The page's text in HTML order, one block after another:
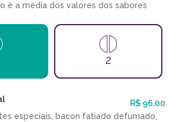
é a média dos valores dos sabores
2
R$ 96,00
especiais, bacon fatiado defumado,